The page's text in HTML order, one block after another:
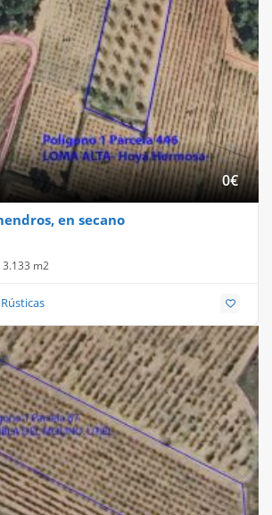
0€
en secano
3.133 m2